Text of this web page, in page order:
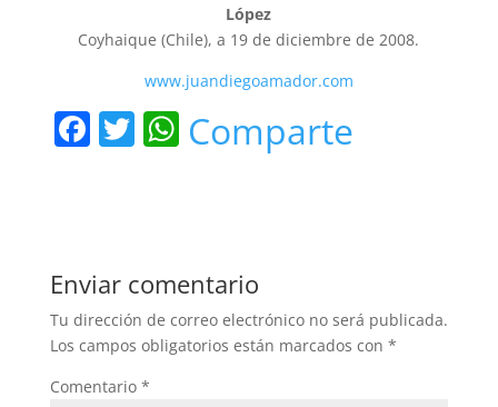
López
Coyhaique (Chile), a 19 de diciembre de 2008.
www.juandiegoamador.com
F
b
o
o
k
T W
A
p
p
Comparte
Enviar comentario
Tu dirección de correo electrónico no será publicada.
Los campos obligatorios están marcados con *
Comentario *